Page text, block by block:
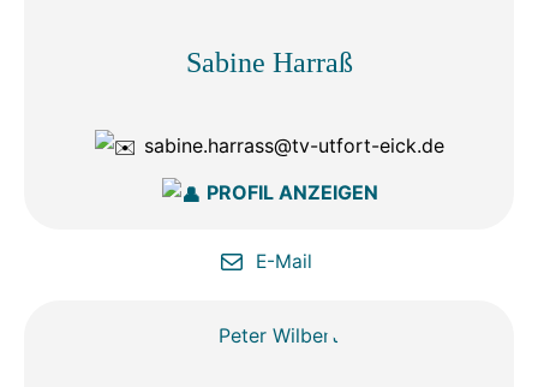
Sabine Harraß
sabine.harrass@tv-utfort-eick.de
PROFIL ANZEIGEN
E-Mail